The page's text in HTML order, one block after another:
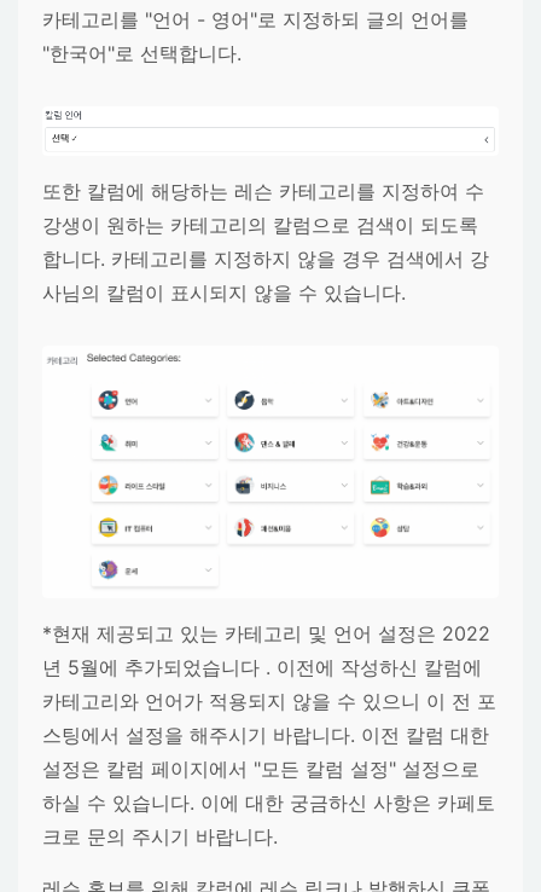
카테고리를 "언어 - 영어"로 지정하되 글의 언어를
"한국어"로 선택합니다.
또한 칼럼에 해당하는 레슨 카테고리를 지정하여 수
강생이 원하는 카테고리의 칼럼으로 검색이 되도록
합니다. 카테고리를 지정하지 않을 경우 검색에서 강
사님의 칼럼이 표시되지 않을 수 있습니다.
*현재 제공되고 있는 카테고리 및 언어 설정은 2022
년 5월에 추가되었습니다 . 이전에 작성하신 칼럼에
카테고리와 언어가 적용되지 않을 수 있으니 이 전 포
스팅에서 설정을 해주시기 바랍니다. 이전 칼럼 대한
설정은 칼럼 페이지에서 "모든 칼럼 설정" 설정으로
하실 수 있습니다. 이에 대한 궁금하신 사항은 카페토
크로 문의 주시기 바랍니다.